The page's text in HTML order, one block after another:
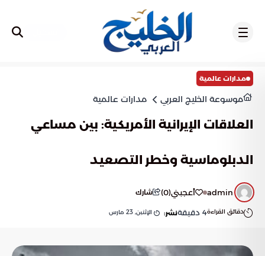
مدارات عالمية
موسوعة الخليج العربي مدارات عالمية
العلاقات الإيرانية الأمريكية: بين مساعي
الدبلوماسية وخطر التصعيد
admin أعجبني(
0
) شارك
دقائق القراءة4 دقيقةنشر: الإثنين, 23 مارس